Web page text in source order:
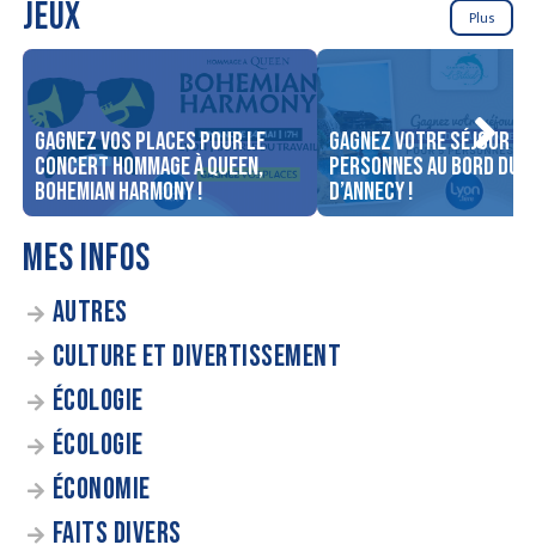
JEUX Plus
Gagnez vos places pour le
concert Hommage à Queen,
Bohemian Harmony !
Gagnez votre séjour
personnes au bord du
d’Annecy !
MES INFOS
AUTRES
CULTURE ET DIVERTISSEMENT
ÉCOLOGIE
ÉCOLOGIE
ÉCONOMIE
FAITS DIVERS